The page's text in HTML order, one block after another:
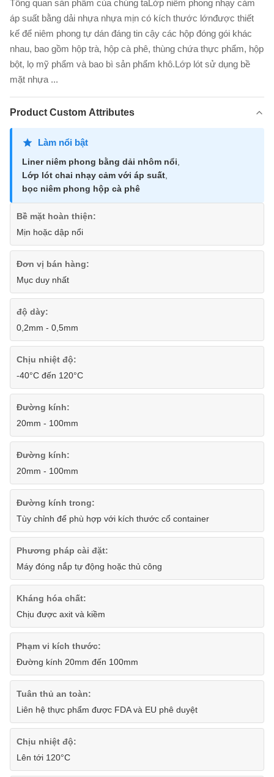
Tổng quan sản phẩm của chúng taLớp niêm phong nhạy cảm
áp suất bằng dải nhựa nhựa mịn có kích thước lớnđược thiết
kế để niêm phong tự dán đáng tin cậy các hộp đóng gói khác
nhau, bao gồm hộp trà, hộp cà phê, thùng chứa thực phẩm, hộp
bột, lọ mỹ phẩm và bao bì sản phẩm khô.Lớp lót sử dụng bề
mặt nhựa ...
Product Custom Attributes
Làm nổi bật
Liner niêm phong bằng dải nhôm nổi
Lớp lót chai nhạy cảm với áp suất
bọc niêm phong hộp cà phê
Bề mặt hoàn thiện:
Mịn hoặc dập nổi
Đơn vị bán hàng:
Mục duy nhất
độ dày:
0,2mm - 0,5mm
Chịu nhiệt độ:
-40°C đến 120°C
Đường kính:
20mm - 100mm
Đường kính:
20mm - 100mm
Đường kính trong:
Tùy chỉnh để phù hợp với kích thước cổ container
Phương pháp cài đặt:
Máy đóng nắp tự động hoặc thủ công
Kháng hóa chất:
Chịu được axit và kiềm
Phạm vi kích thước:
Đường kính 20mm đến 100mm
Tuân thủ an toàn:
Liên hệ thực phẩm được FDA và EU phê duyệt
Chịu nhiệt độ:
Lên tới 120°C